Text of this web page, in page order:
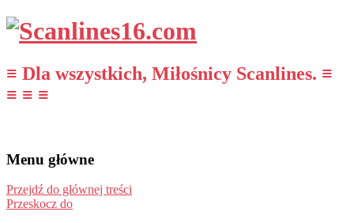
≡ Dla wszystkich, Miłośnicy Scanlines. ≡
≡ ≡ ≡
Menu główne
Przejdź do głównej treści
Przeskocz do